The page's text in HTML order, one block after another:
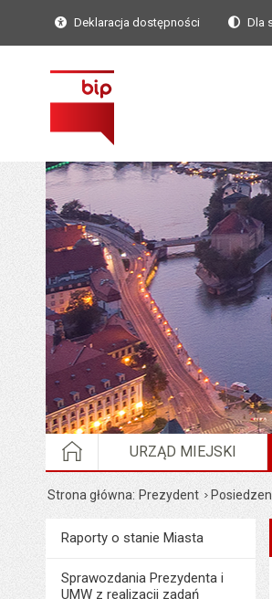
Deklaracja dostępności Dla
STRONA GŁÓWNA
URZĄD MIEJSKI
Strona główna Prezydent
MenuPrezydent
Raporty o stanie Miasta
Sprawozdania Prezydenta i
UMW z realizacji zadań